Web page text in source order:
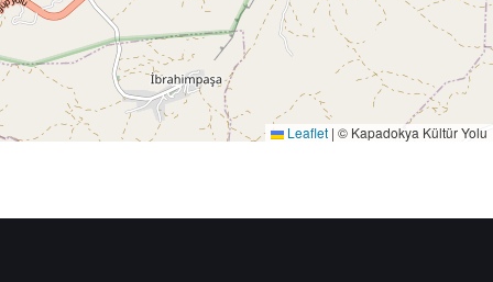
Leaflet | © Kapadokya Kültür Yolu